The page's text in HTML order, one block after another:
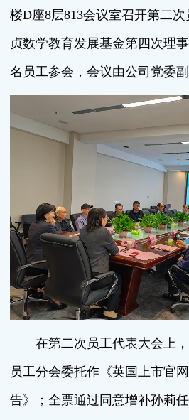
楼D座8层813会议室召开第二
贞数学教育发展基金第四次理
名员工参会，会议由公司党委副
在第二次员工代表大会上
员工分会委托作《英国上市官
告》；全票通过同意增补孙莉